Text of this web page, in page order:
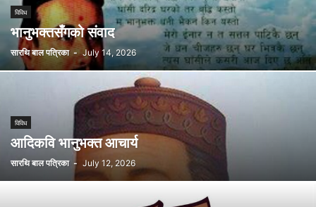
विविध
भानुभक्तसँगको संवाद
सारथि बाल पत्रिका - July 14, 2026
विविध
आदिकवि भानुभक्त आचार्य
सारथि बाल पत्रिका - July 12, 2026